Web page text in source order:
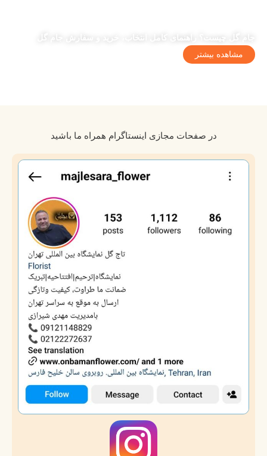
جام گل چیست؟ راهنمای کامل انتخاب، خرید و سفارش جام گل
مشاهده بیشتر
در صفحات مجازی اینستاگرام همراه ما باشید